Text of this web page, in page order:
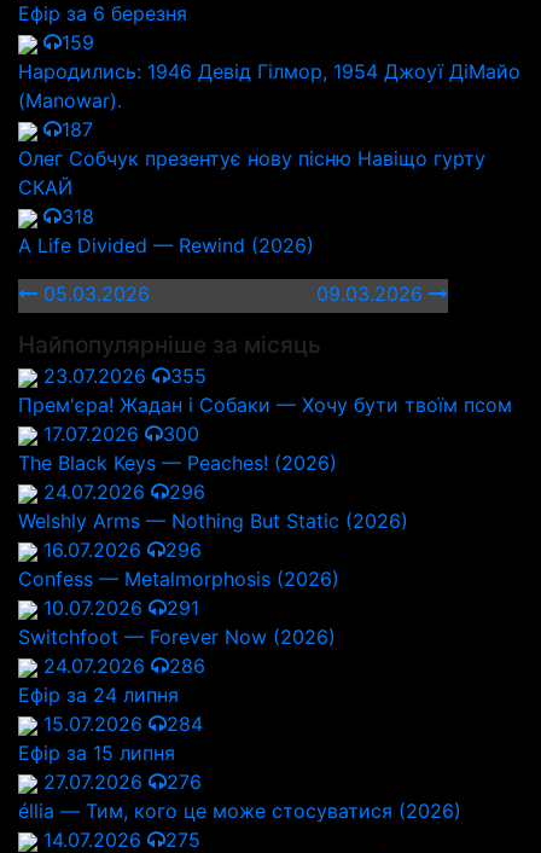
Ефір за 6 березня
159
Народились: 1946 Девід Гілмор, 1954 Джоуї ДіМайо
(Manowar).
187
Олег Собчук презентує нову пісню Навіщо гурту
СКАЙ
318
A Life Divided — Rewind (2026)
05.03.2026
09.03.2026
Найпопулярніше за місяць
23.07.2026
355
Прем'єра! Жадан і Собаки — Хочу бути твоїм псом
17.07.2026
300
The Black Keys — Peaches! (2026)
24.07.2026
296
Welshly Arms — Nothing But Static (2026)
16.07.2026
296
Confess — Metalmorphosis (2026)
10.07.2026
291
Switchfoot — Forever Now (2026)
24.07.2026
286
Ефір за 24 липня
15.07.2026
284
Ефір за 15 липня
27.07.2026
276
éllia — Тим, кого це може стосуватися (2026)
14.07.2026
275